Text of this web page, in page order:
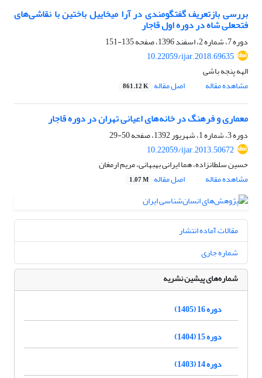
بررسی بازتعریف گفتگومندی در آرا میخاییل باختین با نقاشی‌های
فتحعلی شاه در دوره اول قاجار
دوره 7، شماره 2، اسفند 1396، صفحه
135-151
10.22059/ijar.2018.69635
الهه پنجه باشی
مشاهده مقاله
اصل مقاله 861.12 K
معماری و فرهنگ در خانه‌های اعیانی تهران در دوره قاجار
دوره 3، شماره 1، شهریور 1392، صفحه
50-29
10.22059/ijar.2013.50672
حسین سلطانزاده، هما ایرانی بهبهانی، مریم ارمغان
مشاهده مقاله
اصل مقاله 1.07 M
مقالات آماده انتشار
شماره جاری
شماره‌های پیشین نشریه
دوره 16 (1405)
دوره 15 (1404)
دوره 14 (1403)